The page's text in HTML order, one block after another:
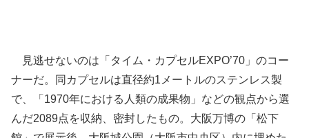
見逃せないのは「タイム・カプセルEXPO’70」のコー
ナーだ。同カプセルは直径約1メートルのステンレス製
で、「1970年における人類の成果物」などの観点から選
んだ2089点を収納、密封したもの。大阪万博の「松下